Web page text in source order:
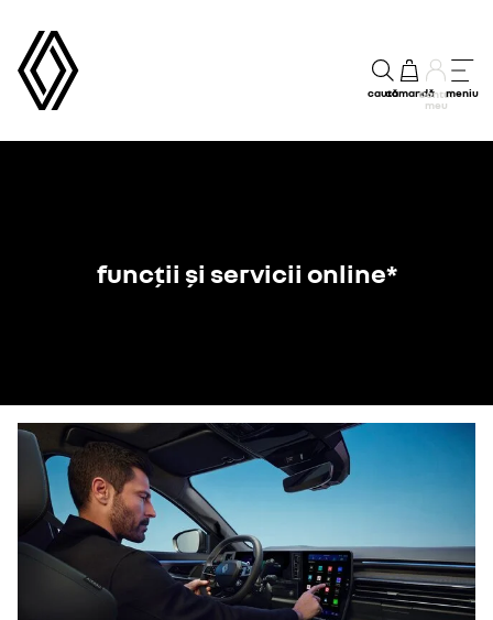
cautăcomandăContul
meu
meniu
funcții și servicii online*